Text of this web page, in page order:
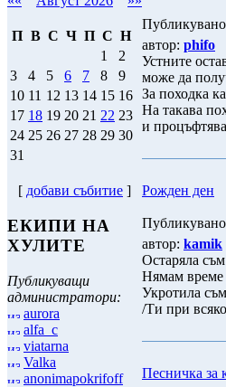
П В С Ч П С Н
1
2
3
4 5 6 7 8
9
10 11 12 13 14 15 16
17 18 19 20 21 22 23
24 25 26 27 28 29 30
31
[ добави събитие ]
ЕКИПИ НА
ХУЛИТЕ
Публикуващи
администратори:
aurora
alfa_c
viatarna
Valka
anonimapokrifoff
автор: phifo
Устните
може да
За походка
На такава
и
Рожден ден
автор: kamik
Остаряла
Нямам време
Укротила
/Ти при
Песничка за